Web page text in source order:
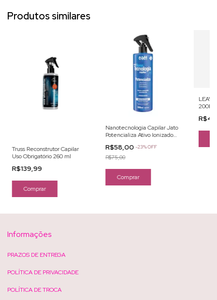
Produtos similares
Truss Reconstrutor Capilar
Uso Obrigatório 260 ml
R$139,99
Nanotecnologia Capilar Jato
Potencializa Ativo Ionizado
R$58,00 -23%OFF
R$75,00
Informações
PRAZOS DE ENTREGA
POLÍTICA DE PRIVACIDADE
POLÍTICA DE TROCA